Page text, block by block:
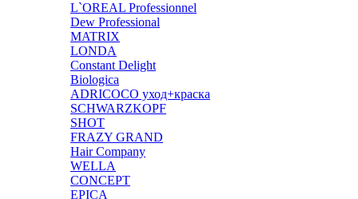
L`OREAL Professionnel
Dew Professional
MATRIX
LONDA
Constant Delight
Biologica
ADRICOCO уход+краска
SCHWARZKOPF
SHOT
FRAZY GRAND
Hair Company
WELLA
CONCEPT
EPICA